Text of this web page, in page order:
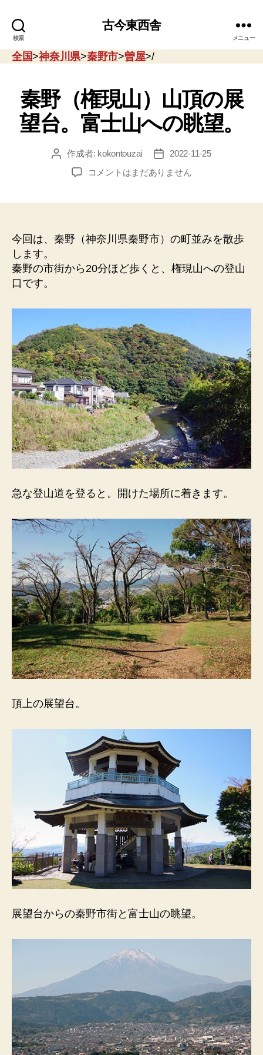
検索
古今東西舎
メニュー
全国>神奈川県>秦野市>曽屋>/
秦野（権現山）山頂の展
望台。富士山への眺望。
投
作成者: kokontouzai
投
稿
日
2022-11-25
秦
山
展
士
山
へ
の
眺
望。
へ
の
コメントはまだありません
今回は、秦野（神奈川県秦野市）の町並みを散歩
します。
秦野の市街から20分ほど歩くと、権現山への登山
口です。
急な登山道を登ると。開けた場所に着きます。
頂上の展望台。
展望台からの秦野市街と富士山の眺望。